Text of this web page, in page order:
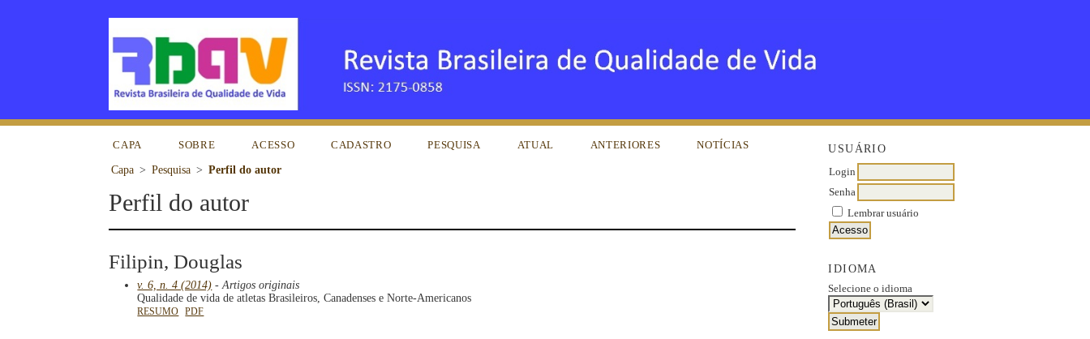
USUÁRIO
Login
Senha
Lembrar usuário
IDIOMA
Selecione o idioma
CAPA SOBRE ACESSO CADASTRO PESQUISA ATUAL ANTERIORES NOTÍCIAS
Capa > Pesquisa > Perfil do autor
Perfil do autor
Filipin, Douglas
v. 6, n. 4 (2014) - Artigos originais
Qualidade de vida de atletas Brasileiros, Canadenses e Norte-Americanos
RESUMO PDF